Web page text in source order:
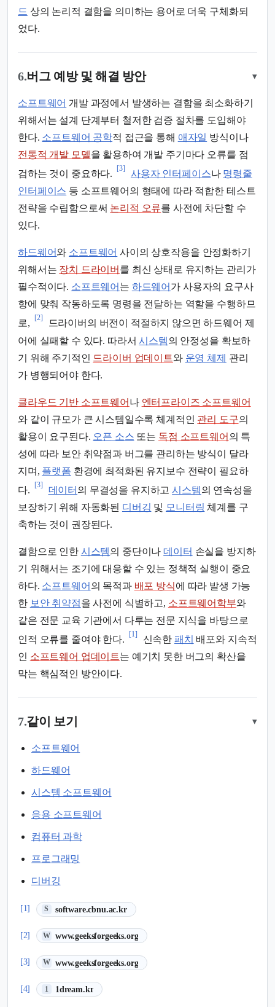
드 상의 논리적 결함을 의미하는 용어로 더욱 구체화되
었다.
6.버그 예방 및 해결 방안 ▾
소프트웨어 개발 과정에서 발생하는 결함을 최소화하기
위해서는 설계 단계부터 철저한 검증 절차를 도입해야
한다. 소프트웨어 공학적 접근을 통해 애자일 방식이나
전통적 개발 모델을 활용하여 개발 주기마다 오류를 점
검하는 것이 중요하다.
[3]
사용자 인터페이스나 명령줄
인터페이스 등 소프트웨어의 형태에 따라 적합한 테스트
전략을 수립함으로써 논리적 오류를 사전에 차단할 수
있다.
하드웨어와 소프트웨어 사이의 상호작용을 안정화하기
위해서는 장치 드라이버 를 최신 상태로 유지하는 관리가
필수적이다. 소프트웨어 는 하드웨어 가 사용자의 요구사
항에 맞춰 작동하도록 명령을 전달하는 역할을 수행하므
로,
[2]
드라이버의 버전이 적절하지 않으면 하드웨어 제
어에 실패할 수 있다. 따라서시스템의 안정성을 확보하
기 위해 주기적인 드라이버 업데이트와 운영 체제 관리
가 병행되어야 한다.
클라우드 기반 소프트웨어 나 엔터프라이즈 소프트웨어
와 같이 규모가 큰 시스템일수록 체계적인 관리 도구의
활용이 요구된다. 오픈 소스 또는 독점 소프트웨어 의 특
성에 따라 보안 취약점과 버그를 관리하는 방식이 달라
지며, 플랫폼 환경에 최적화된 유지보수 전략이 필요하
다.
[3]
데이터 의 무결성을 유지하고시스템의 연속성을
보장하기 위해 자동화된 디버깅 및 모니터링 체계를 구
축하는 것이 권장된다.
결함으로 인한 시스템의 중단이나데이터 손실을 방지하
기 위해서는 조기에 대응할 수 있는 정책적 실행이 중요
하다. 소프트웨어 의 목적과 배포 방식에 따라 발생 가능
한 보안 취약점을 사전에 식별하고, 소프트웨어학부와
같은 전문 교육 기관에서 다루는 전문 지식을 바탕으로
인적 오류를 줄여야 한다.
[1]
신속한 패치 배포와 지속적
인 소프트웨어 업데이트는 예기치 못한 버그의 확산을
막는 핵심적인 방안이다.
7.같이 보기 ▾
소프트웨어
하드웨어
시스템 소프트웨어
응용 소프트웨어
컴퓨터 과학
프로그래밍
디버깅
[1] S software.cbnu.ac.kr
(새 탭에서 열림)
[2] W www.geeksforgeeks.org
(새 탭에서 열림)
[3] W www.geeksforgeeks.org
(새 탭에서 열림)
[4] 1 1dream.kr
(새 탭에서 열림)